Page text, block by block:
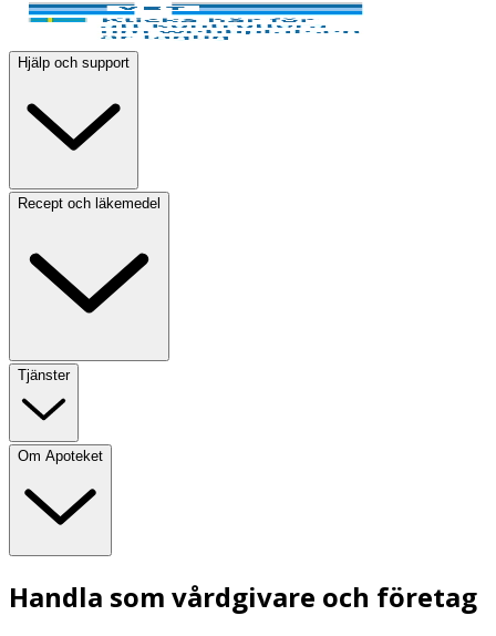
Hjälp och support
Recept och läkemedel
Tjänster
Om Apoteket
Handla som vårdgivare och företag